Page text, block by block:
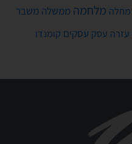
מחלה מלחמה ממשלה משבר
עזרה עסק עסקים קומנדו